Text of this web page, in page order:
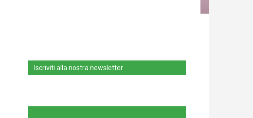
Iscriviti alla nostra newsletter